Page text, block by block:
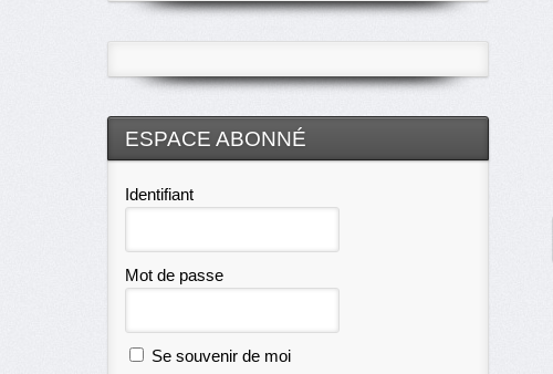
ESPACE ABONNÉ
Identifiant
Mot de passe
Se souvenir de moi